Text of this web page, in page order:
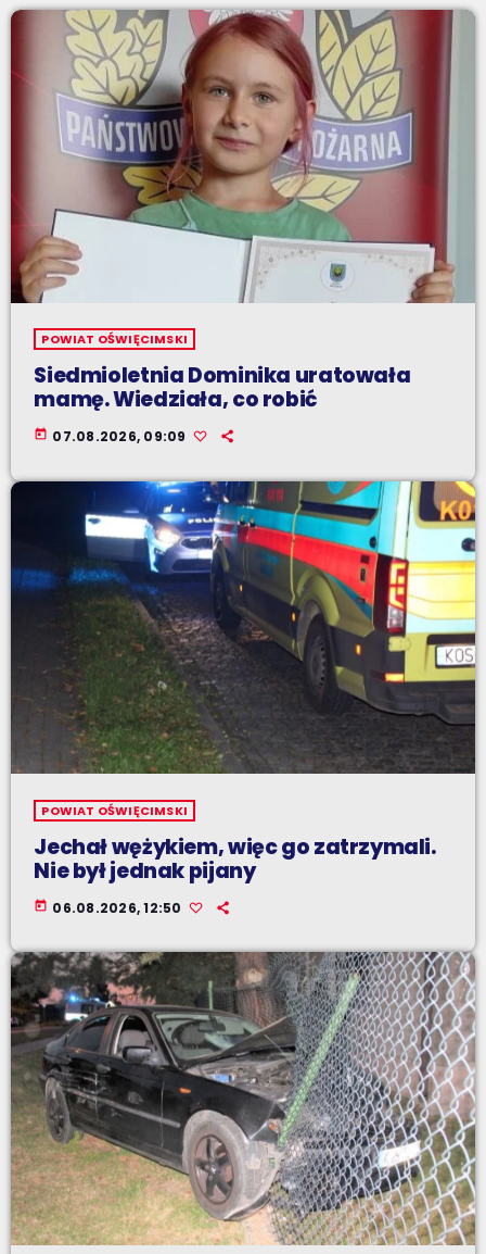
POWIAT OŚWIĘCIMSKI
Siedmioletnia Dominika uratowała
mamę. Wiedziała, co robić
today 07.08.2026, 09:09
POWIAT OŚWIĘCIMSKI
Jechał wężykiem, więc go zatrzymali.
Nie był jednak pijany
today 06.08.2026, 12:50